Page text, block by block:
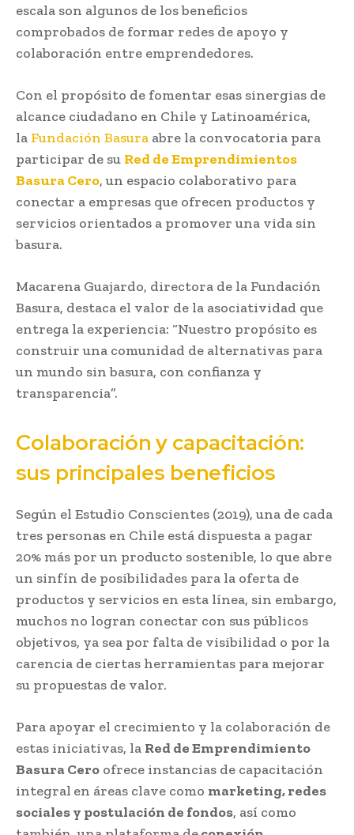
escala son algunos de los beneficios
comprobados de formar redes de apoyo y
colaboración entre emprendedores.
Con el propósito de fomentar esas sinergias de
alcance ciudadano en Chile y Latinoamérica,
la Fundación Basura abre la convocatoria para
participar de su Red de Emprendimientos
Basura Cero, un espacio colaborativo para
conectar a empresas que ofrecen productos y
servicios orientados a promover una vida sin
basura.
Macarena Guajardo, directora de la Fundación
Basura, destaca el valor de la asociatividad que
entrega la experiencia: “Nuestro propósito es
construir una comunidad de alternativas para
un mundo sin basura, con confianza y
transparencia”.
Colaboración y capacitación:
sus principales beneficios
Según el Estudio Conscientes (2019), una de cada
tres personas en Chile está dispuesta a pagar
20% más por un producto sostenible, lo que abre
un sinfín de posibilidades para la oferta de
productos y servicios en esta línea, sin embargo,
muchos no logran conectar con sus públicos
objetivos, ya sea por falta de visibilidad o por la
carencia de ciertas herramientas para mejorar
su propuestas de valor.
Para apoyar el crecimiento y la colaboración de
estas iniciativas, la Red de Emprendimiento
Basura Cero ofrece instancias de capacitación
integral en áreas clave como marketing, redes
sociales y postulación de fondos, así como